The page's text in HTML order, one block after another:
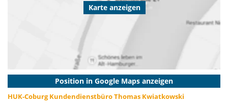
Karte anzeigen
Position in Google Maps anzeigen
HUK-Coburg Kundendienstbüro Thomas Kwiatkowski